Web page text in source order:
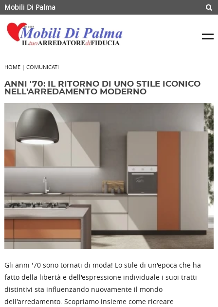
Mobili Di Palma
HOME| COMUNICATI
ANNI '70: IL RITORNO DI UNO STILE ICONICO
NELL'ARREDAMENTO MODERNO
Gli anni '70 sono tornati di moda! Lo stile di un'epoca che ha
fatto della libertà e dell'espressione individuale i suoi tratti
distintivi sta influenzando nuovamente il mondo
dell'arredamento. Scopriamo insieme come ricreare